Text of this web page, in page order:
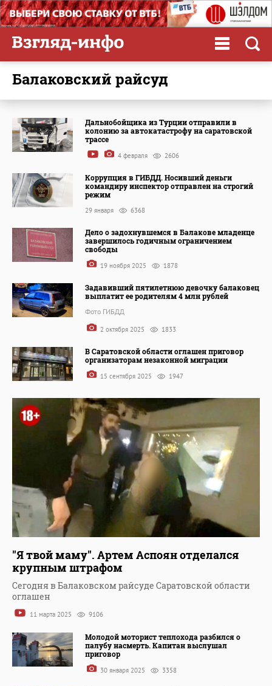
Балаковский райсуд
Дальнобойщика из Турции отправили в
колонию за автокатастрофу на саратовской
трассе
4 февраля 2606
Коррупция в ГИБДД. Носивший деньги
командиру инспектор отправлен на строгий
режим
29 января 6368
Дело о задохнувшемся в Балакове младенце
завершилось годичным ограничением
свободы
19 ноября 2025 1878
Задавивший пятилетнюю девочку балаковец
выплатит ее родителям 4 млн рублей
Фото ГИБДД
2 октября 2025 1833
В Саратовской области оглашен приговор
организаторам незаконной миграции
15 сентября 2025 1947
"Я твой маму". Артем Аспоян отделался
крупным штрафом
Сегодня в Балаковском райсуде Саратовской области
оглашен
11 марта 2025 9106
Молодой моторист теплохода разбился о
палубу насмерть. Капитан выслушал
приговор
30 января 2025 3358